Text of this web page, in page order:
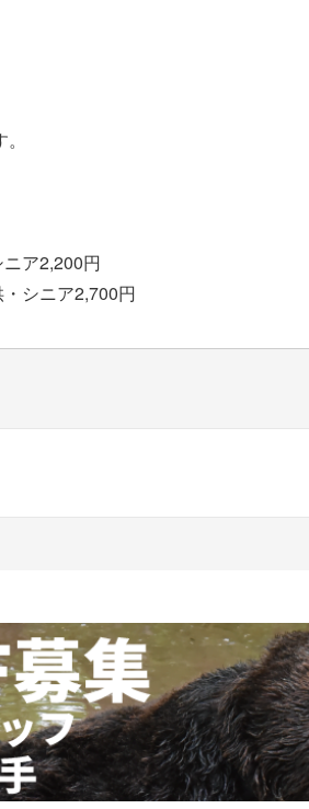
ア2,200円
シニア2,700円